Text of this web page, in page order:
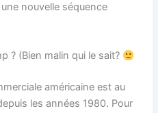
nouvelle séquence
? (Bien malin qui le sait?
américaine est au
les années 1980. Pour